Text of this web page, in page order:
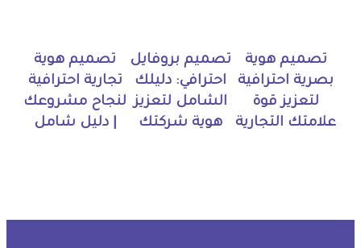
تصميم هوية
بصرية احترافية
لتعزيز قوة
علامتك التجارية
تصميم بروفايل
احترافي: دليلك
الشامل لتعزيز
هوية شركتك
تصميم هوية
تجارية احترافية
لنجاح مشروعك
| دليل شامل